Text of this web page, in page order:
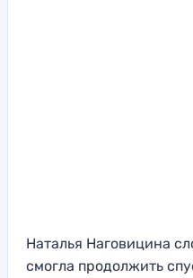
Наталья Наговицина
смогла продолжить